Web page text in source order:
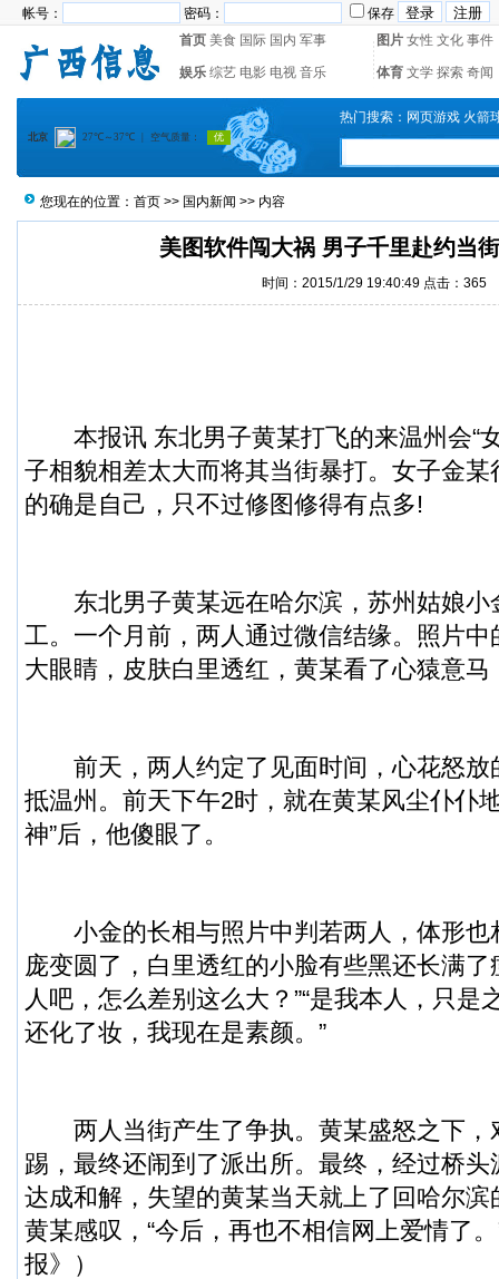
帐号： 密码：
保存
首页 美食 国际 国内 军事 图片 女性 文化 事件
娱乐 综艺 电影 电视 音乐 体育 文学 探索 奇闻
热门搜索： 网页游戏 火箭
您现在的位置： 首页 >> 国内新闻 >> 内容
美图软件闯大祸 男子千里赴约当
时间：2015/1/29 19:40:49 点击： 365
本报讯 东北男子黄某打飞的来温州会“
子相貌相差太大而将其当街暴打。女子金
的确是自己，只不过修图修得有点多!
东北男子黄某远在哈尔滨，苏州姑娘小
工。一个月前，两人通过微信结缘。照片
大眼睛，皮肤白里透红，黄某看了心猿意
前天，两人约定了见面时间，心花怒放
抵温州。前天下午2时，就在黄某风尘仆仆
神”后，他傻眼了。
小金的长相与照片中判若两人，体形也
庞变圆了，白里透红的小脸有些黑还长满了
人吧，怎么差别这么大？”“是我本人，只是
还化了妆，我现在是素颜。”
两人当街产生了争执。黄某盛怒之下，
踢，最终还闹到了派出所。最终，经过桥
达成和解，失望的黄某当天就上了回哈尔
黄某感叹，“今后，再也不相信网上爱情了
报》）